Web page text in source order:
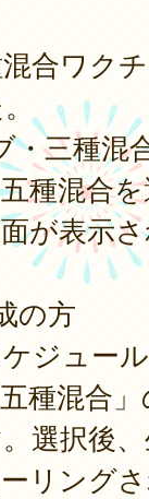
合ワク
・三種混
種混合
が表示
の方
ジュー
種混合
選択後
リング